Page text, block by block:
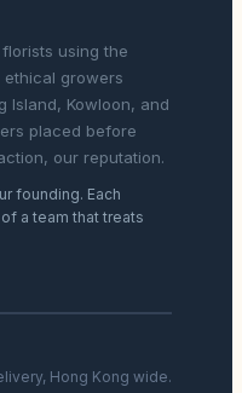
using the
growers
Island, Kowloon, and
placed before
our reputation.
founding. Each
a team that treats
Hong Kong wide.